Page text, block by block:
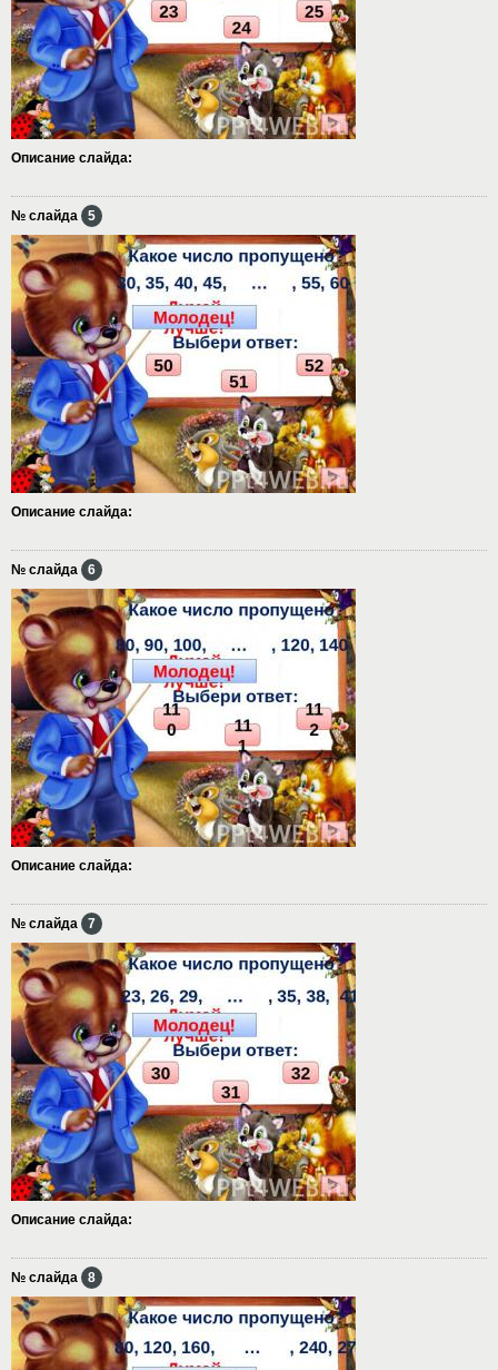
Описание слайда:
№ слайда 5
Описание слайда:
№ слайда 6
Описание слайда:
№ слайда 7
Описание слайда:
№ слайда 8